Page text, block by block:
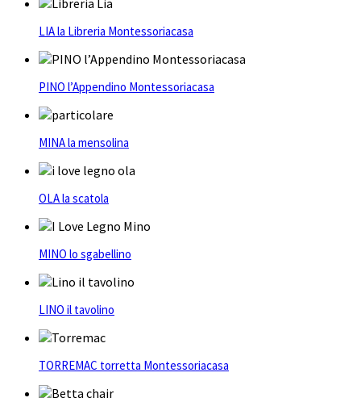
LIA la Libreria Montessoriacasa
PINO l’Appendino Montessoriacasa
MINA la mensolina
OLA la scatola
MINO lo sgabellino
LINO il tavolino
TORREMAC torretta Montessoriacasa